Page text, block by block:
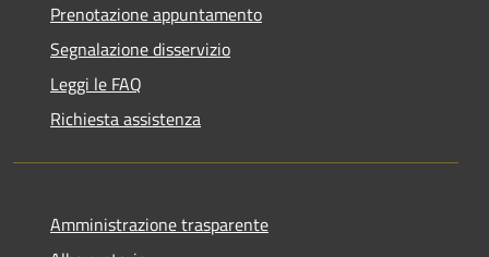
Prenotazione appuntamento
Segnalazione disservizio
Leggi le FAQ
Richiesta assistenza
Amministrazione trasparente